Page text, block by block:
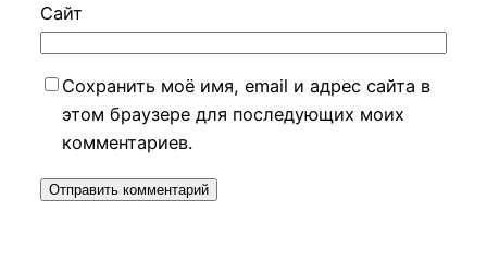
Сайт
Сохранить моё имя, email и адрес сайта в
этом браузере для последующих моих
комментариев.